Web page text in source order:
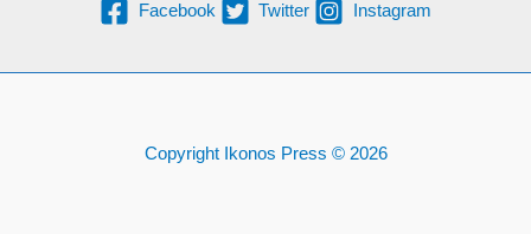
Facebook Twitter Instagram
Copyright Ikonos Press © 2026